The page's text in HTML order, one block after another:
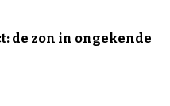
de zon in ongekende